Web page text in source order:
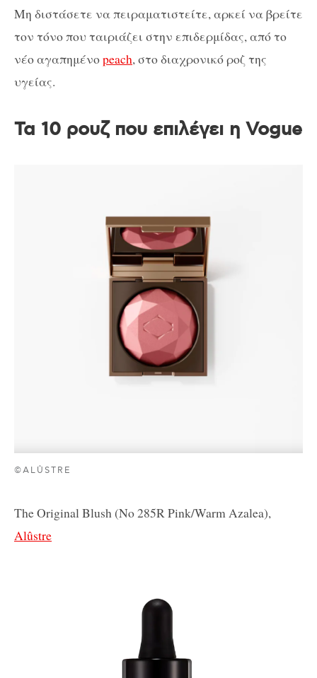
Μη διστάσετε να πειραματιστείτε, αρκεί να βρείτε
τον τόνο που ταιριάζει στην επιδερμίδας, από το
νέο αγαπημένοpeach, στο διαχρονικό ροζ της
υγείας.
Τα 10 ρουζ που επιλέγει η Vogue
©ALÛSTRE
The Original Blush (No 285R Pink/Warm Azalea),
Alûstre